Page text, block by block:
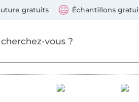
gratuits Échantillons
suivants : Visa, Mastercard,